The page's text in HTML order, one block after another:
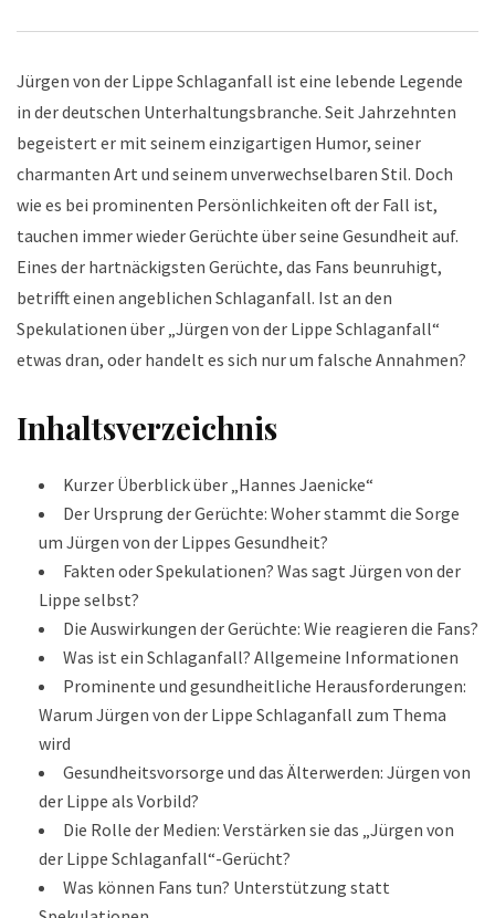
Jürgen von der Lippe Schlaganfall ist eine lebende Legende
in der deutschen Unterhaltungsbranche. Seit Jahrzehnten
begeistert er mit seinem einzigartigen Humor, seiner
charmanten Art und seinem unverwechselbaren Stil. Doch
wie es bei prominenten Persönlichkeiten oft der Fall ist,
tauchen immer wieder Gerüchte über seine Gesundheit auf.
Eines der hartnäckigsten Gerüchte, das Fans beunruhigt,
betrifft einen angeblichen Schlaganfall. Ist an den
Spekulationen über „Jürgen von der Lippe Schlaganfall“
etwas dran, oder handelt es sich nur um falsche Annahmen?
Inhaltsverzeichnis
Kurzer Überblick über „Hannes Jaenicke“
Der Ursprung der Gerüchte: Woher stammt die Sorge
um Jürgen von der Lippes Gesundheit?
Fakten oder Spekulationen? Was sagt Jürgen von der
Lippe selbst?
Die Auswirkungen der Gerüchte: Wie reagieren die Fans?
Was ist ein Schlaganfall? Allgemeine Informationen
Prominente und gesundheitliche Herausforderungen:
Warum Jürgen von der Lippe Schlaganfall zum Thema
wird
Gesundheitsvorsorge und das Älterwerden: Jürgen von
der Lippe als Vorbild?
Die Rolle der Medien: Verstärken sie das „Jürgen von
der Lippe Schlaganfall“-Gerücht?
Was können Fans tun? Unterstützung statt